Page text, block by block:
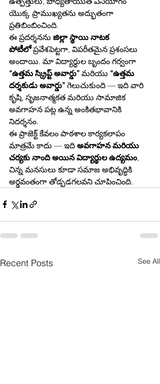
యొక్క ప్రాముఖ్యతను అద్భుతంగా
ప్రతిబింబించింది.
ఈ ప్రదర్శనను జిల్లా స్థాయి నాటక
పోటీలో ప్రవేశపెట్టగా, విపరీతమైన ప్రశంసలు
అందాయి. మా విద్యార్థుల బృందం గర్వంగా
“ఉత్తమ స్క్రిప్ట్ అవార్డు” మరియు “ఉత్తమ
దర్శకుడు అవార్డు” గెలుచుకుంది — ఇది వారి
కృషి, సృజనాత్మకత మరియు సామాజిక
అవగాహన పట్ల ఉన్న అంకితభావానికి
నిదర్శనం.
ఈ ప్రాజెక్ట్ కేవలం పాఠశాల కార్యకలాపం
మాత్రమే కాదు — ఇది అవగాహన మరియు
చర్యకు నాంది అయిన విద్యార్థుల ఉద్యమం,
చిన్న మనసులు కూడా సమాజ అభివృద్ధికి
అర్థవంతంగా తోడ్పడగలవని చూపించింది.
Recent Posts See All